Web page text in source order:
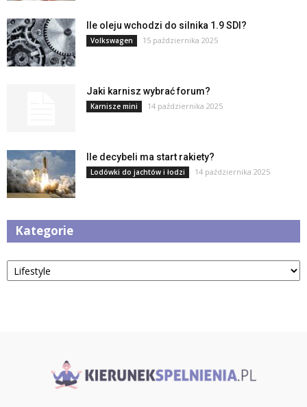
Ile oleju wchodzi do silnika 1.9 SDI?
Volkswagen 15 października 2025
Jaki karnisz wybrać forum?
Karnisze mini 14 października 2025
Ile decybeli ma start rakiety?
Lodówki do jachtów i łodzi 14 października 2025
Kategorie
Kategorie